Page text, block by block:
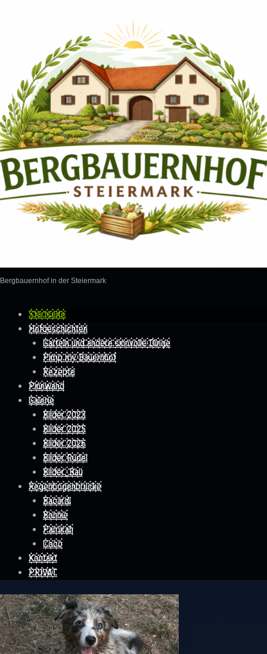
Bergbauernhof in der Steiermark
Skip to content
Startseite
Hofgeschichten
Garteln und andere sinnvolle Dinge
Pimp my Bauernhof
Rezepte
Pinnwand
Galerie
Bilder 2023
Bilder 2025
Bilder 2026
Bilder Rudel
Bilder_Bau
Regenbogenbrücke
Bacardi
Bonnie
Pamirah
Coco
Kontakt
PRIVAT